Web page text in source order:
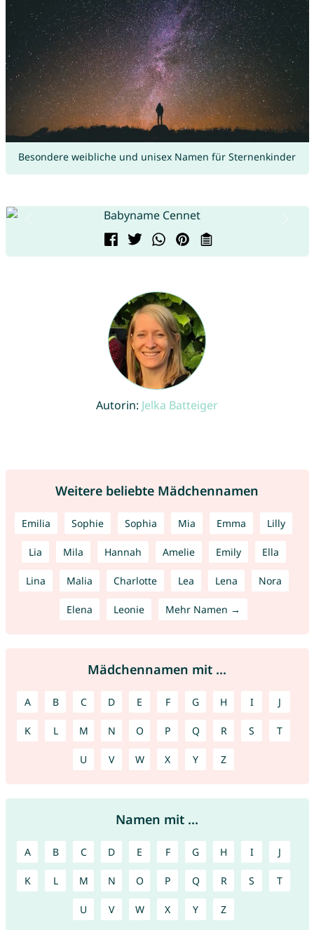
Besondere weibliche und unisex Namen für Sternenkinder
Autorin: Jelka Batteiger
Weitere beliebte Mädchennamen
Emilia Sophie Sophia Mia Emma Lilly
Lia Mila Hannah Amelie Emily Ella
Lina Malia Charlotte Lea Lena Nora
Elena Leonie Mehr Namen →
Mädchennamen mit ...
A B C D E F G H I J
K L M N O P Q R S T
U V W X Y Z
Namen mit ...
A B C D E F G H I J
K L M N O P Q R S T
U V W X Y Z